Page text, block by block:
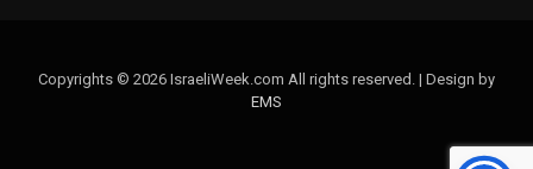
Copyrights © 2026 IsraeliWeek.com All rights reserved. | Design by
EMS